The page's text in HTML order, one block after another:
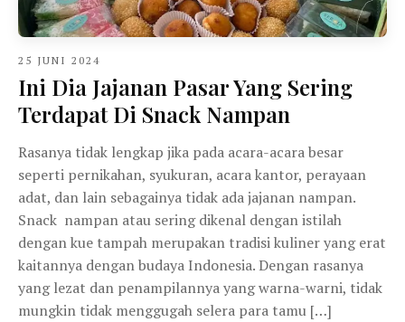
25 JUNI 2024
Ini Dia Jajanan Pasar Yang Sering
Terdapat Di Snack Nampan
Rasanya tidak lengkap jika pada acara-acara besar
seperti pernikahan, syukuran, acara kantor, perayaan
adat, dan lain sebagainya tidak ada jajanan nampan.
Snack nampan atau sering dikenal dengan istilah
dengan kue tampah merupakan tradisi kuliner yang erat
kaitannya dengan budaya Indonesia. Dengan rasanya
yang lezat dan penampilannya yang warna-warni, tidak
mungkin tidak menggugah selera para tamu […]